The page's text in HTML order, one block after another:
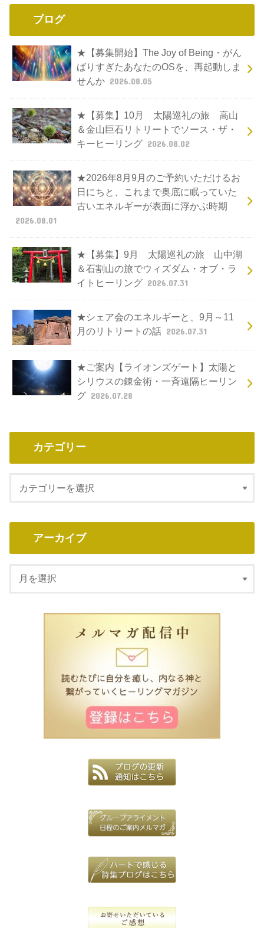
ブログ
★【募集開始】The Joy of Being・がん
ばりすぎたあなたのOSを、再起動しま
せんか 2026.08.05
★【募集】10月 太陽巡礼の旅 高山
＆金山巨石リトリートでソース・ザ・
キーヒーリング 2026.08.02
★2026年8月9月のご予約いただけるお
日にちと、これまで奥底に眠っていた
古いエネルギーが表面に浮かぶ時期
2026.08.01
★【募集】9月 太陽巡礼の旅 山中湖
＆石割山の旅でウィズダム・オブ・ラ
イトヒーリング 2026.07.31
★シェア会のエネルギーと、9月～11
月のリトリートの話 2026.07.31
★ご案内【ライオンズゲート】太陽と
シリウスの錬金術・一斉遠隔ヒーリン
グ 2026.07.28
カテゴリー
アーカイブ